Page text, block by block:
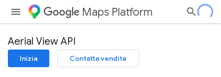
Maps Platform
Aerial View API
Inizia Contatta vendite